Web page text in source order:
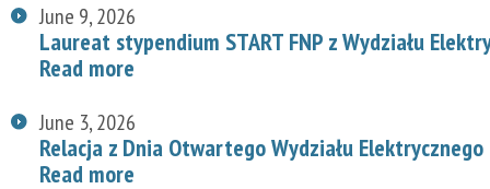
June 9, 2026
Laureat stypendium START FNP z Wydziału
Read more
June 3, 2026
Relacja z Dnia Otwartego Wydziału
Read more